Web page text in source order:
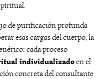
de purificación profunda
esas cargas del cuerpo, la
cada proceso
individualizadoen el
concreta del consultante